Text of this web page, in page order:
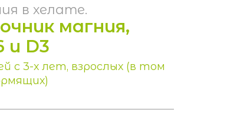
в хелате.
магния,
и D3
с 3-х лет, взрослых (в том